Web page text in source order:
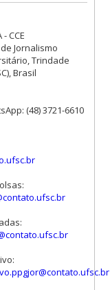
CCE
Jornalismo
Trindade
Brasil
(48) 3721-6610